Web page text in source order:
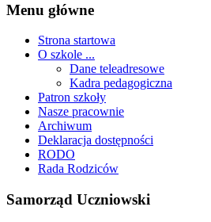
Menu główne
Strona startowa
O szkole ...
Dane teleadresowe
Kadra pedagogiczna
Patron szkoły
Nasze pracownie
Archiwum
Deklaracja dostępności
RODO
Rada Rodziców
Samorząd Uczniowski